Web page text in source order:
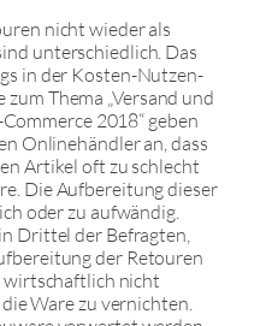
nicht wieder als
unterschiedlich. Das
in der Kosten-Nutzen-
Thema „Versand und
2018“ geben
Onlinehändler an, dass
Artikel oft zu schlecht
Die Aufbereitung dieser
oder zu aufwändig.
Drittel der Befragten,
der Retouren
wirtschaftlich nicht
Ware zu vernichten.